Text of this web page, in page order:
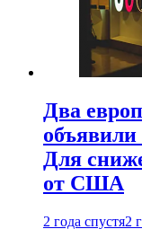
Два
объявили
Для
от США
2 года спустя2